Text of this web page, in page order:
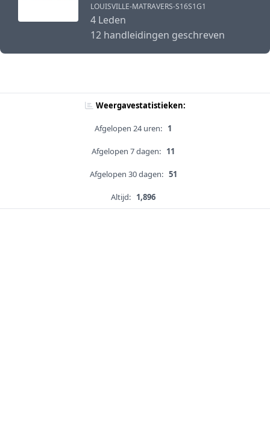
LOUISVILLE-MATRAVERS-S16S1G1
4 Leden
12 handleidingen geschreven
Weergavestatistieken:
Afgelopen 24 uren: 1
Afgelopen 7 dagen: 11
Afgelopen 30 dagen: 51
Altijd: 1,896